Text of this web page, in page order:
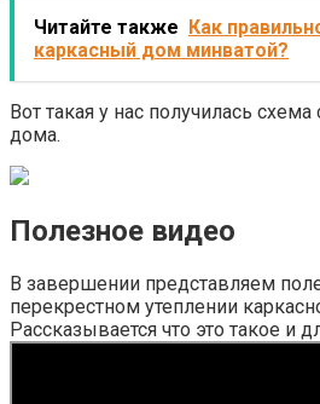
Читайте также
Как
каркасный дом минватой?
Вот такая у нас получилась
дома.
Полезное видео
В завершении представляем
перекрестном утеплении
Рассказывается что это такое и